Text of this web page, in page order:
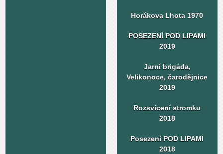
Horákova Lhota 1970
POSEZENÍ POD LIPAMI
2019
Jarní brigáda,
Velikonoce, čarodějnice
2019
Rozsvícení stromku
2018
Posezení POD LIPAMI
2018